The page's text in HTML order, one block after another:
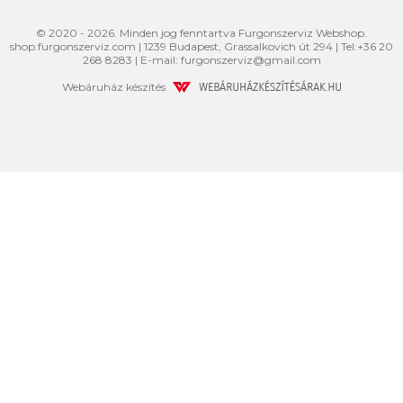
© 2020 - 2026. Minden jog fenntartva Furgonszerviz Webshop.
shop.furgonszerviz.com | 1239 Budapest, Grassalkovich út 294 | Tel:+36 20
268 8283 | E-mail: furgonszerviz@gmail.com
Webáruház készítés